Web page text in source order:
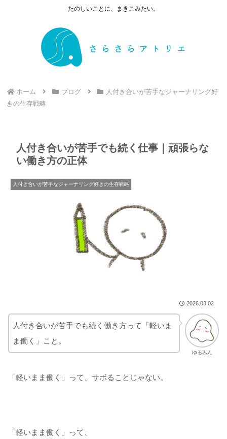
たのしいことに、まきこみたい。
ホーム ブログ
人付き合いが苦手なジャーナリング好
きの生存戦略
人付き合いが苦手でも続く仕事｜頑張らな
い働き方の正体
人付き合いが苦手なジャーナリング好きの生存戦略
2026.03.02
ゆるみん
人付き合いが苦手でも続く働き方って「軽いま
ま働く」こと。
「軽いまま働く」って、サボることじゃない。
「軽いまま働く」って、